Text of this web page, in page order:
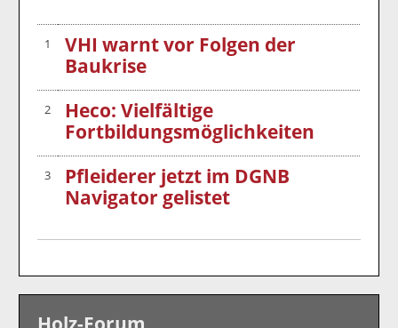
1
VHI warnt vor Folgen der
Baukrise
2
Heco: Vielfältige
Fortbildungsmöglichkeiten
3
Pfleiderer jetzt im DGNB
Navigator gelistet